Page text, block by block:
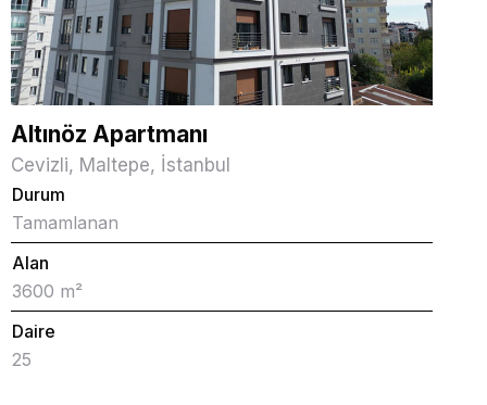
Altınöz Apartmanı
Cevizli, Maltepe, İstanbul
Durum
Tamamlanan
Alan
3600 m²
Daire
25